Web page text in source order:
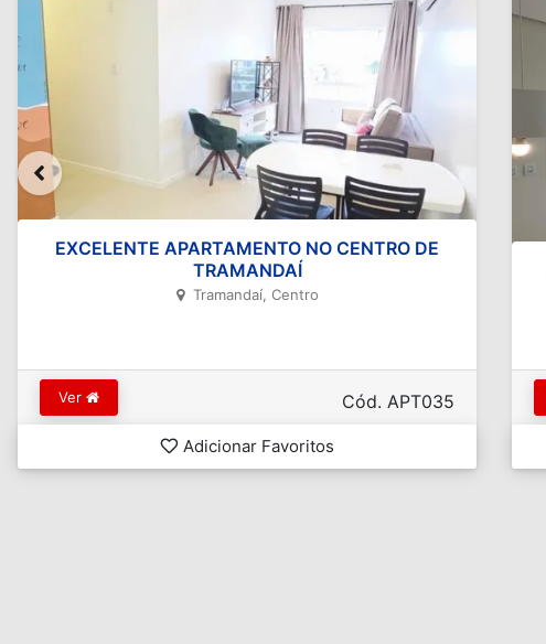
EXCELENTE APARTAMENTO NO CENTRO DE
TRAMANDAÍ
Tramandaí, Centro
Ver Cód. APT035
Adicionar Favoritos